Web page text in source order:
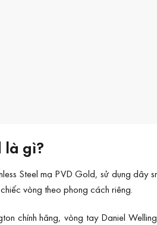
là gì?
Steel mạ PVD Gold, sử dụng
vòng theo phong cách riêng.
chính hãng, vòng tay Daniel